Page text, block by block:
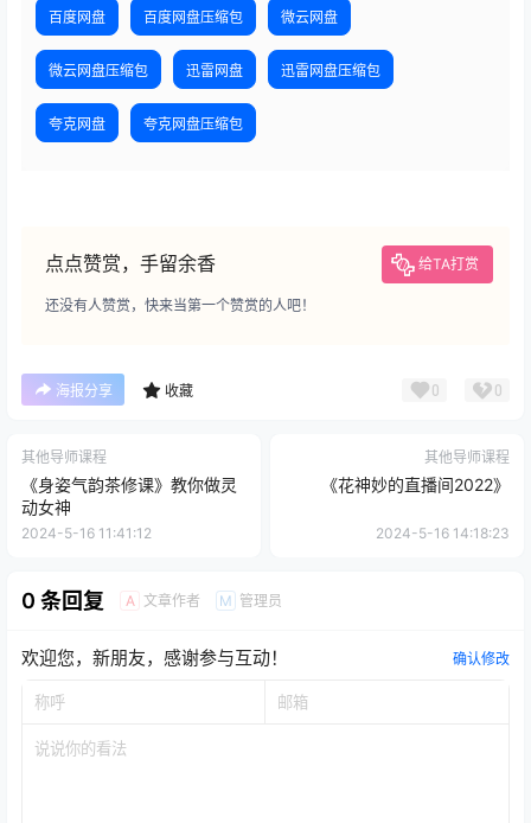
百度网盘 百度网盘压缩包 微云网盘
微云网盘压缩包 迅雷网盘 迅雷网盘压缩包
夸克网盘 夸克网盘压缩包
点点赞赏，手留余香 给TA打赏
还没有人赞赏，快来当第一个赞赏的人吧！
海报分享 收藏 0 0
其他导师课程
《身姿气韵茶修课》教你做灵
动女神
2024-5-16 11:41:12
其他导师课程
《花神妙的直播间2022》
2024-5-16 14:18:23
0 条回复 A 文章作者 M 管理员
欢迎您，新朋友，感谢参与互动！ 确认修改